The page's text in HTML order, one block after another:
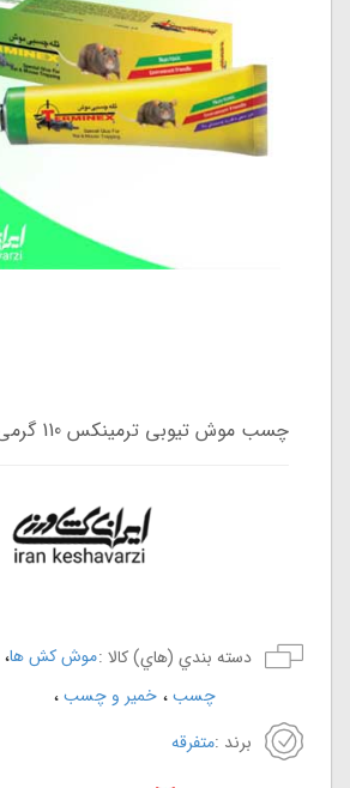
چسب موش تیوبی ترمینکس 110 گرمی
دسته بندي (هاي) کالا :موش کش ها،
چسب،خمیر و چسب،
برند :متفرقه